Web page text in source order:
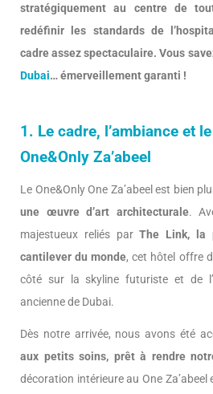
stratégiquement au centre de
redéfinir les standards de
cadre assez spectaculaire. Vous
Dubai… émerveillement garanti !
1. Le cadre, l’ambiance et
One&Only Za’abeel
Le One&Only One Za’abeel est bien
une œuvre d’art architecturale.
majestueux reliés parThe Link, la
cantilever du monde, cet hôtel offre
côté sur la skyline futuriste et de
ancienne de Dubai.
Dès notre arrivée, nous avons été
aux petits soins, prêt à rendre
décoration intérieure au One